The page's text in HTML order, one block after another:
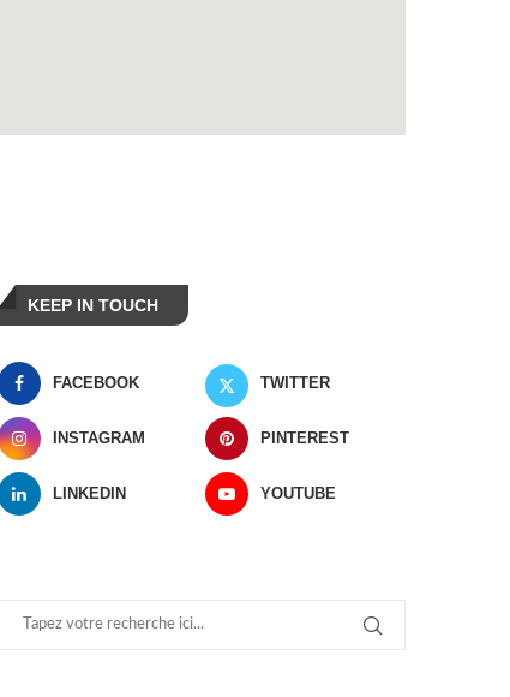
KEEP IN TOUCH
FACEBOOK TWITTER
INSTAGRAM PINTEREST
LINKEDIN YOUTUBE